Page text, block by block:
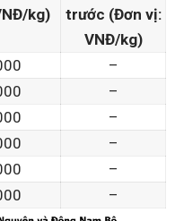
kg)
trước (Đơn vị:
VNĐ/kg)
–
–
–
–
–
–